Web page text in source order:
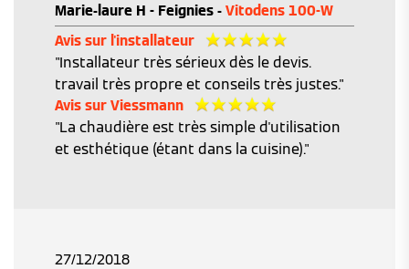
Marie-laure H - Feignies - Vitodens 100-W
Avis sur l'installateur
"Installateur très sérieux dès le devis.
travail très propre et conseils très justes."
Avis sur Viessmann
"La chaudière est très simple d'utilisation
et esthétique (étant dans la cuisine)."
27/12/2018